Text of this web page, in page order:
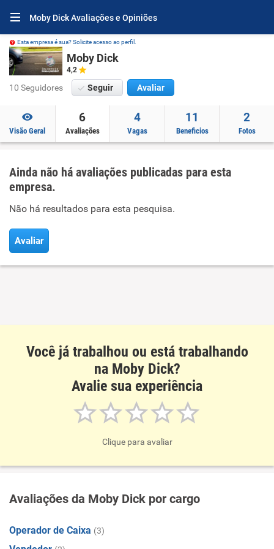
Moby Dick Avaliações e Opiniões
Esta empresa é sua? Solicite acesso ao perfil.
Moby Dick
4,2
10 Seguidores Seguir Avaliar
Visão Geral
6
Avaliações
4
Vagas
11
Beneficios
2
Fotos
Ainda não há avaliações publicadas para esta
empresa.
Não há resultados para esta pesquisa.
Avaliar
Você já trabalhou ou está trabalhando
na Moby Dick?
Avalie sua experiência
Clique para avaliar
Avaliações da Moby Dick por cargo
Operador de Caixa (3)